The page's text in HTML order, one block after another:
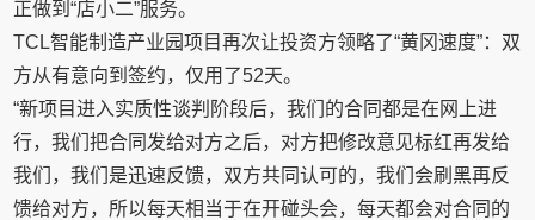
正做到“店小二”服务。
TCL智能制造产业园项目再次让投资方领略了“黄冈速度”：双
方从有意向到签约，仅用了52天。
“新项目进入实质性谈判阶段后，我们的合同都是在网上进
行，我们把合同发给对方之后，对方把修改意见标红再发给
我们，我们是迅速反馈，双方共同认可的，我们会刷黑再反
馈给对方，所以每天相当于在开碰头会，每天都会对合同的